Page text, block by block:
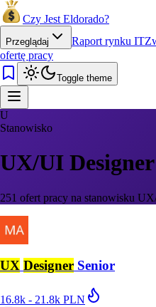
Czy Jest Eldorado?
Przeglądaj Raport rynku IT
ofertę pracy
Toggle theme
U
Stanowisko
UX/UI Designer
251 ofert pracy na stanowisku
UX Designer Senior
16.8k - 21.8k PLN